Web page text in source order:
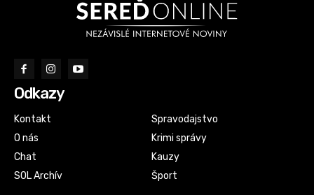
Odkazy
Kontakt
O nás
Chat
SOL Archív
Spravodajstvo
Krimi správy
Kauzy
Šport